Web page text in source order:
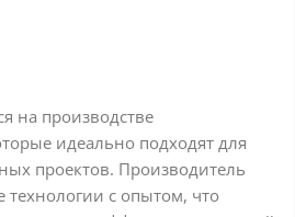
на производстве
идеально подходят для
проектов. Производитель
технологии с опытом, что